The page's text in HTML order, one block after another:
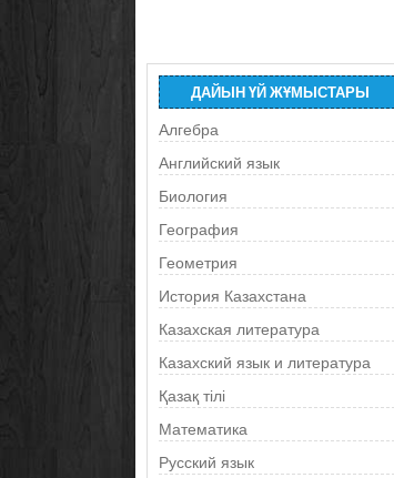
ДАЙЫН ҮЙ ЖҰМЫСТАРЫ
Алгебра
Английский язык
Биология
География
Геометрия
История Казахстана
Казахская литература
Казахский язык и литература
Қазақ тілі
Математика
Русский язык